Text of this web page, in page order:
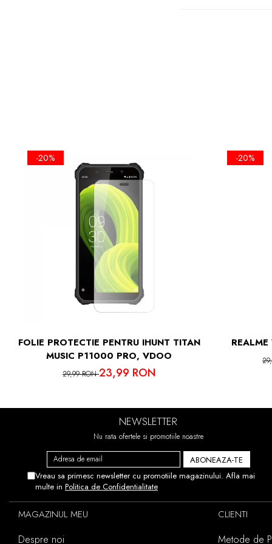
•KIT
IN CAZUL
-20%
FOLIE PROTECTIE PENTRU IHUNT TITAN
MUSIC P11000 PRO, VDOO
29,99 RON23,99 RON
-20%
NEWSLETTER
Nu rata ofertele si promotiile noastre
Vreau sa primesc newsletter cu promotiile magazinului. Afla mai
multe in Politica de Confidentialitate
MAGAZINUL MEU
Despre noi
CLIENTI
Metode de